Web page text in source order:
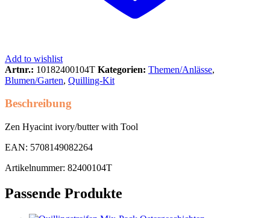
Add to wishlist
Artnr.: 10182400104T Kategorien: Themen/Anlässe,
Blumen/Garten, Quilling-Kit
Beschreibung
Zen Hyacint ivory/butter with Tool
EAN: 5708149082264
Artikelnummer: 82400104T
Passende Produkte